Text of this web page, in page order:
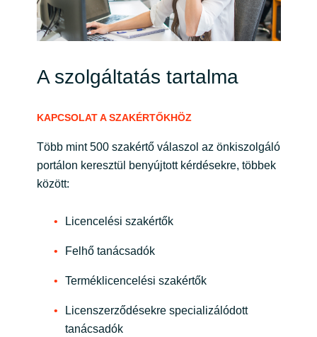
A szolgáltatás tartalma
KAPCSOLAT A SZAKÉRTŐKHÖZ
Több mint 500 szakértő válaszol az önkiszolgáló
portálon keresztül benyújtott kérdésekre, többek
között:
Licencelési szakértők
Felhő tanácsadók
Terméklicencelési szakértők
Licenszerződésekre specializálódott
tanácsadók